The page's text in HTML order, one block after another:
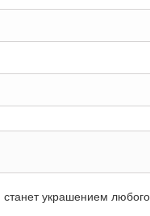
украшением